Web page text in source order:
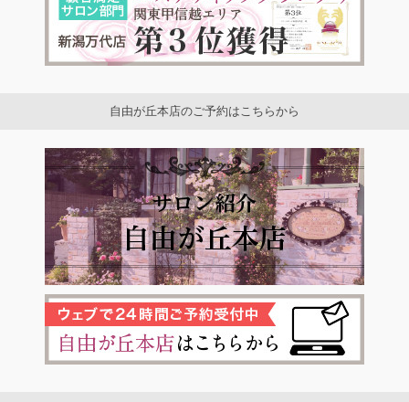
自由が丘本店のご予約はこちらから